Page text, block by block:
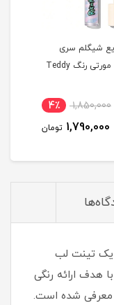
شیگلم سری
ریک اند مورتی رنگ Teddy
1,850,000 4٪
1,790,000 تومان
یک تینت لب
هدف ارائه رنگی
معرفی شده است.